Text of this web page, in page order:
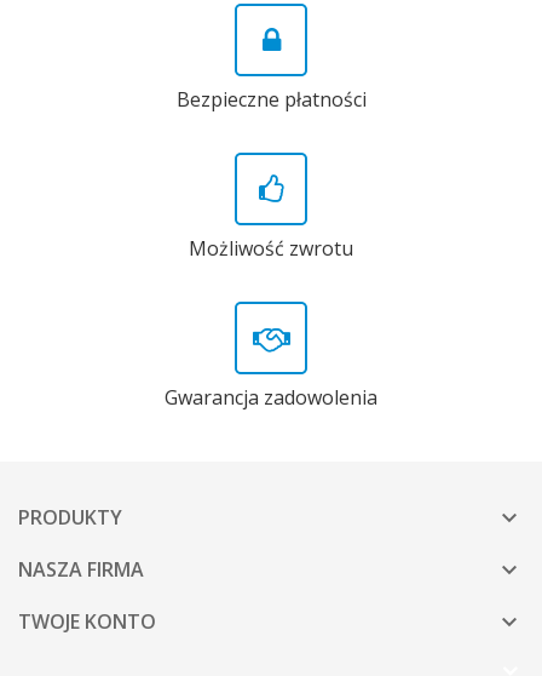
Bezpieczne płatności
Możliwość zwrotu
Gwarancja zadowolenia
PRODUKTY 
NASZA FIRMA 
TWOJE KONTO 